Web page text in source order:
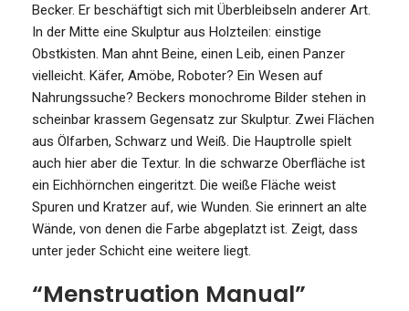
Becker. Er beschäftigt sich mit Überbleibseln anderer Art.
In der Mitte eine Skulptur aus Holzteilen: einstige
Obstkisten. Man ahnt Beine, einen Leib, einen Panzer
vielleicht. Käfer, Amöbe, Roboter? Ein Wesen auf
Nahrungssuche? Beckers monochrome Bilder stehen in
scheinbar krassem Gegensatz zur Skulptur. Zwei Flächen
aus Ölfarben, Schwarz und Weiß. Die Hauptrolle spielt
auch hier aber die Textur. In die schwarze Oberfläche ist
ein Eichhörnchen eingeritzt. Die weiße Fläche weist
Spuren und Kratzer auf, wie Wunden. Sie erinnert an alte
Wände, von denen die Farbe abgeplatzt ist. Zeigt, dass
unter jeder Schicht eine weitere liegt.
“Menstruation Manual”